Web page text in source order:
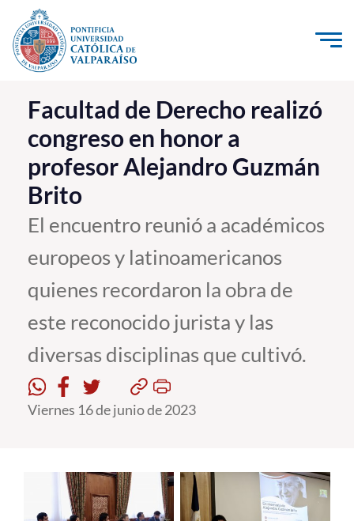
Click acá para ir directamente al contenido
La Universidad
Investigación, Creación e Innovación
PUCV Internacional
Vinculación con el Medio
Pregrado
Postgrado
Formación Continua
Estudiantes
Facultad de Derecho realizó
congreso en honor a
profesor Alejandro Guzmán
Brito
El encuentro reunió a académicos
europeos y latinoamericanos
quienes recordaron la obra de
este reconocido jurista y las
diversas disciplinas que cultivó.
Viernes 16 de junio de 2023